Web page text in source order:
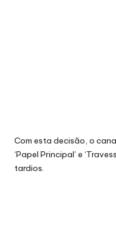
Com esta decisão, o
‘Papel Principal’ e
tardios.